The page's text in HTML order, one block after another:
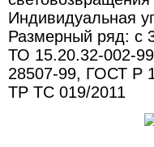
Индивидуальная
Размерный ряд: с
ТО 15.20.32-002-
28507-99, ГОСТ Р
ТР ТС 019/2011